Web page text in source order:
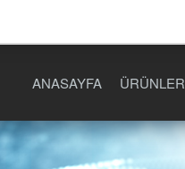
ANASAYFA ÜRÜNLER